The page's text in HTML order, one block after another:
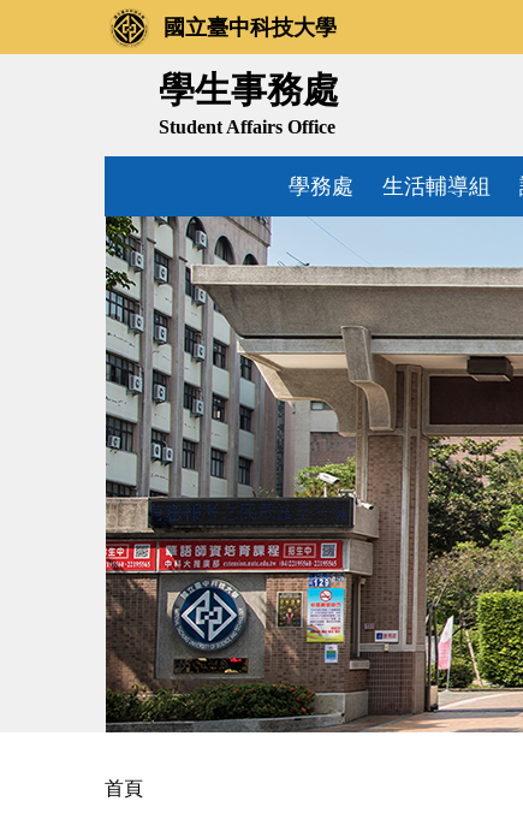
國立臺中科技大學
學生事務處
Student Affairs Office
學務處 生活輔導組
首頁